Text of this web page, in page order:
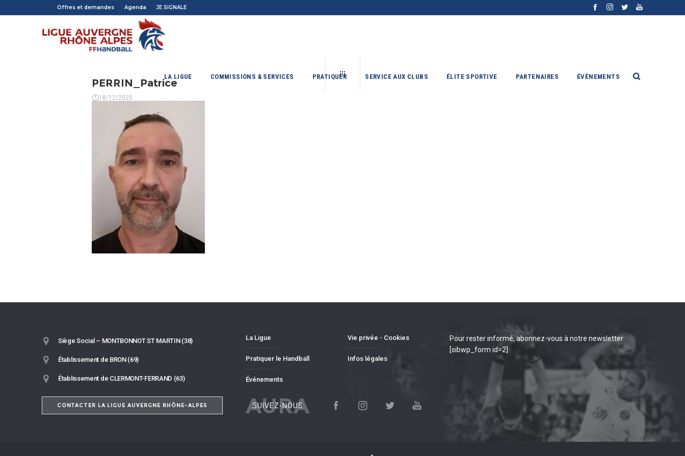
Offres et demandes Agenda JE SIGNALE
LA LIGUE COMMISSIONS & SERVICES PRATIQUER SERVICE AUX CLUBS ÉLITE SPORTIVE PARTENAIRES ÉVÈNEMENTS
PERRIN_Patrice
18/12/2025
Siège Social – MONTBONNOT ST MARTIN (38)
Établissement de BRON (69)
Établissement de CLERMONT-FERRAND (63)
CONTACTER LA LIGUE AUVERGNE RHÔNE-ALPES
La Ligue
Pratiquer le Handball
Événements
Vie privée - Cookies
Infos légales
AURA
SUIVEZ-NOUS
Pour rester informé, abonnez-vous à notre newsletter
[sibwp_form id=2]